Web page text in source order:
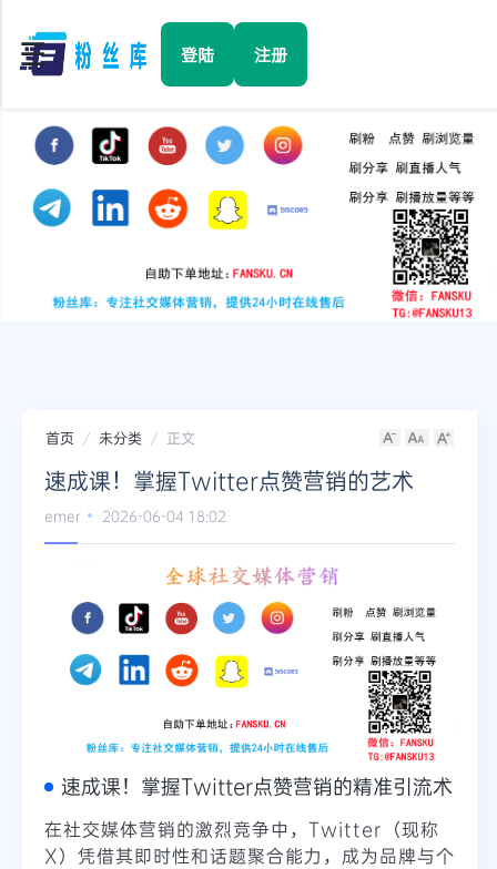
☰ 登陆 注册
Facebook
TikTok
YouTube
Twitter
Telegram
更多
首页 未分类 正文
速成课！掌握Twitter点赞营销的艺术
emer 2026-06-04 18:02
速成课！掌握Twitter点赞营销的精准引流术
在社交媒体营销的激烈竞争中，Twitter（现称
X）凭借其即时性和话题聚合能力，成为品牌与个